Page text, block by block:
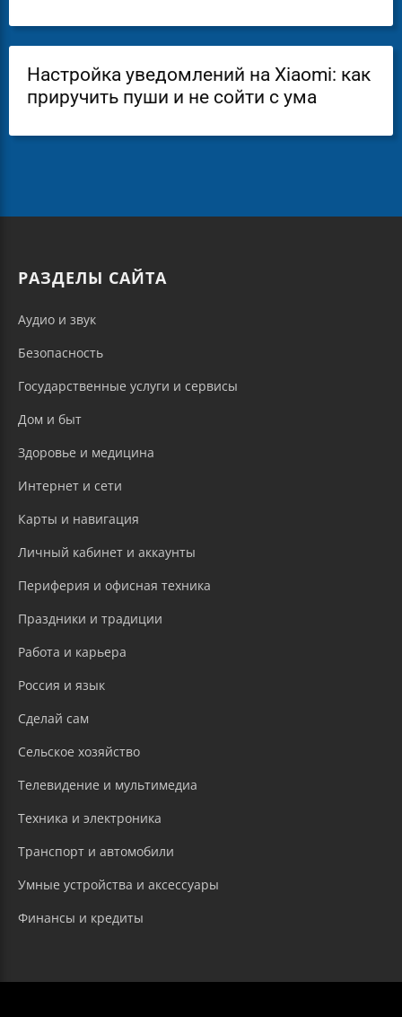
Настройка уведомлений на Xiaomi: как
приручить пуши и не сойти с ума
РАЗДЕЛЫ САЙТА
Аудио и звук
Безопасность
Государственные услуги и сервисы
Дом и быт
Здоровье и медицина
Интернет и сети
Карты и навигация
Личный кабинет и аккаунты
Периферия и офисная техника
Праздники и традиции
Работа и карьера
Россия и язык
Сделай сам
Сельское хозяйство
Телевидение и мультимедиа
Техника и электроника
Транспорт и автомобили
Умные устройства и аксессуары
Финансы и кредиты